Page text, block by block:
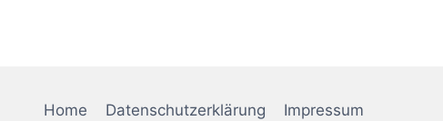
Home Datenschutzerklärung Impressum